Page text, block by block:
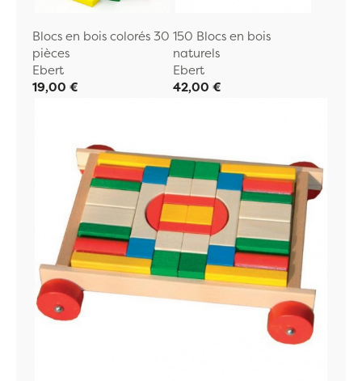
Blocs en bois colorés 30
pièces
Ebert
19,00 €
150 Blocs en bois
naturels
Ebert
42,00 €